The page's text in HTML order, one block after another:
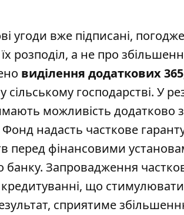
угоди вже підписані,
розподіл, а не про
виділення додаткових
господарстві. У
можливість додатково
надасть часткове
перед фінансовими
банку. Запровадження
що
сприятиме